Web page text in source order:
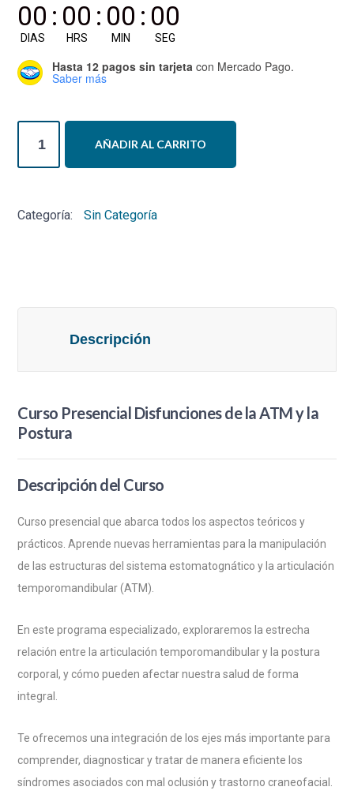
00
DIAS
: 00
HRS
: 00
MIN
: 00
SEG
Hasta 12 pagos sin tarjeta con Mercado Pago.
Saber más
Presencial
la
Postura
AÑADIR AL CARRITO
Categoría: Sin Categoría
Descripción
Curso Presencial Disfunciones de la ATM y la
Postura
Descripción del Curso
Curso presencial que abarca todos los aspectos teóricos y
prácticos. Aprende nuevas herramientas para la manipulación
de las estructuras del sistema estomatognático y la articulación
temporomandibular (ATM).
En este programa especializado, exploraremos la estrecha
relación entre la articulación temporomandibular y la postura
corporal, y cómo pueden afectar nuestra salud de forma
integral.
Te ofrecemos una integración de los ejes más importante para
comprender, diagnosticar y tratar de manera eficiente los
síndromes asociados con mal oclusión y trastorno craneofacial.